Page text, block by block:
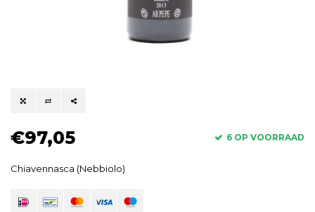
€97,05 6 OP VOORRAAD
Chiavennasca (Nebbiolo)